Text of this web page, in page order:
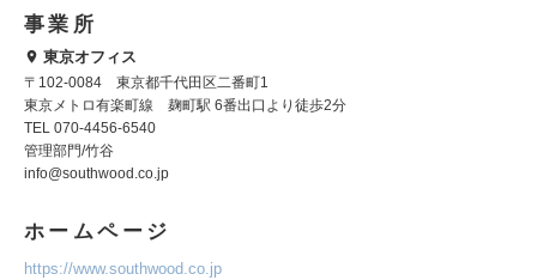
事業所
東京オフィス
〒102-0084 東京都千代田区二番町1
東京メトロ有楽町線 麹町駅 6番出口より徒歩2分
TEL 070-4456-6540
管理部門/竹谷
info@southwood.co.jp
ホームページ
https://www.southwood.co.jp